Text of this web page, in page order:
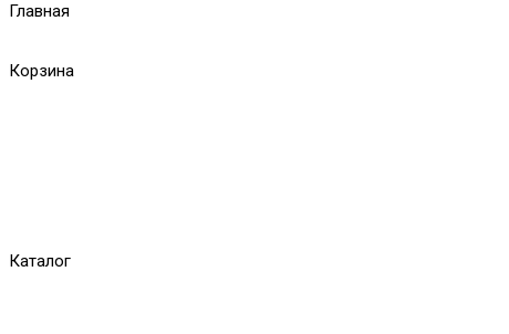
Главная
Корзина
Каталог